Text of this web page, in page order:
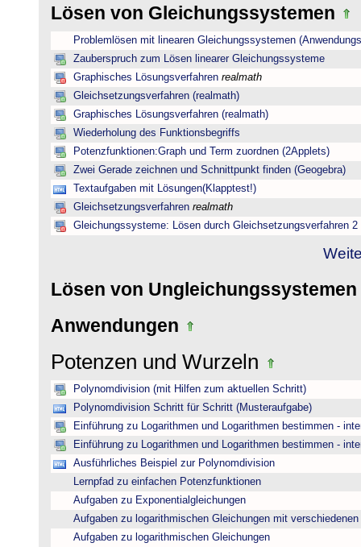
Lösen von Gleichungssystemen
Problemlösen mit linearen Gleichungssystemen
Zauberspruch zum Lösen linearer Gleichungssysteme
Graphisches Lösungsverfahren realmath
Gleichsetzungsverfahren (realmath)
Graphisches Lösungsverfahren (realmath)
Wiederholung des Funktionsbegriffs
Potenzfunktionen:Graph und Term zuordnen (2Applets)
Zwei Gerade zeichnen und Schnittpunkt finden (Geogebra)
Textaufgaben mit Lösungen(Klapptest!)
Gleichsetzungsverfahren realmath
Gleichungssysteme: Lösen durch Gleichsetzungsverfahren 2
Lösen von Ungleichungssystemen
Anwendungen
Potenzen und Wurzeln
Polynomdivision (mit Hilfen zum aktuellen Schritt)
Polynomdivision Schritt für Schritt (Musteraufgabe)
Einführung zu Logarithmen und Logarithmen bestimmen -
Einführung zu Logarithmen und Logarithmen bestimmen -
Ausführliches Beispiel zur Polynomdivision
Lernpfad zu einfachen Potenzfunktionen
Aufgaben zu Exponentialgleichungen
Aufgaben zu logarithmischen Gleichungen mit verschiedenen
Aufgaben zu logarithmischen Gleichungen